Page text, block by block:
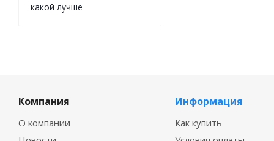
какой лучше
Компания
О компании
Информация
Как купить